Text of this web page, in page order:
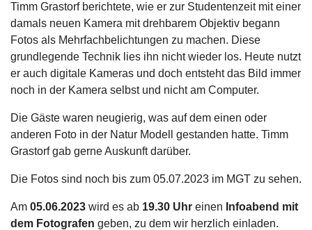
Timm Grastorf berichtete, wie er zur Studentenzeit mit einer
damals neuen Kamera mit drehbarem Objektiv begann
Fotos als Mehrfachbelichtungen zu machen. Diese
grundlegende Technik lies ihn nicht wieder los. Heute nutzt
er auch digitale Kameras und doch entsteht das Bild immer
noch in der Kamera selbst und nicht am Computer.
Die Gäste waren neugierig, was auf dem einen oder
anderen Foto in der Natur Modell gestanden hatte. Timm
Grastorf gab gerne Auskunft darüber.
Die Fotos sind noch bis zum 05.07.2023 im MGT zu sehen.
Am 05.06.2023 wird es ab 19.30 Uhr einen Infoabend mit
dem Fotografen geben, zu dem wir herzlich einladen.